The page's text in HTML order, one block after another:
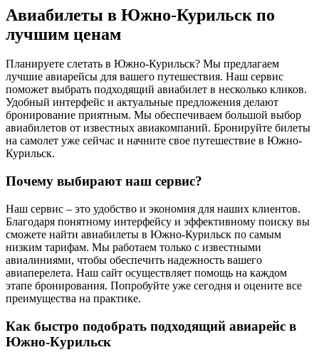
Авиабилеты в Южно-Курильск по
лучшим ценам
Планируете слетать в Южно-Курильск? Мы предлагаем
лучшие авиарейсы для вашего путешествия. Наш сервис
поможет выбрать подходящий авиабилет в несколько кликов.
Удобный интерфейс и актуальные предложения делают
бронирование приятным. Мы обеспечиваем большой выбор
авиабилетов от известных авиакомпаний. Бронируйте билеты
на самолет уже сейчас и начните свое путешествие в Южно-
Курильск.
Почему выбирают наш сервис?
Наш сервис – это удобство и экономия для наших клиентов.
Благодаря понятному интерфейсу и эффективному поиску вы
сможете найти авиабилеты в Южно-Курильск по самым
низким тарифам. Мы работаем только с известными
авиалиниями, чтобы обеспечить надежность вашего
авиаперелета. Наш сайт осуществляет помощь на каждом
этапе бронирования. Попробуйте уже сегодня и оцените все
преимущества на практике.
Как быстро подобрать подходящий авиарейс в
Южно-Курильск